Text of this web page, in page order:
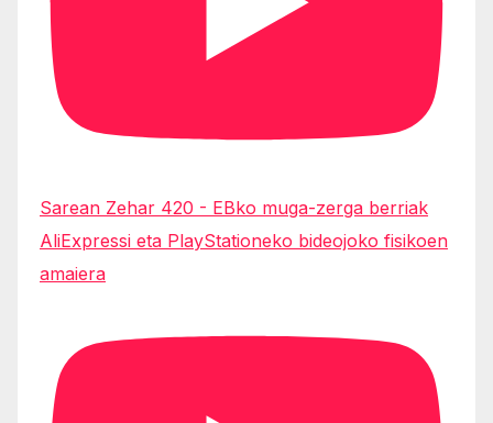
Sarean Zehar 420 - EBko muga-zerga berriak
AliExpressi eta PlayStationeko bideojoko fisikoen
amaiera